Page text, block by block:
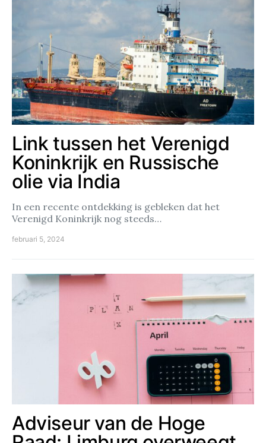
Link tussen het Verenigd
Koninkrijk en Russische
olie via India
In een recente ontdekking is gebleken dat het
Verenigd Koninkrijk nog steeds…
februari 5, 2024
Adviseur van de Hoge